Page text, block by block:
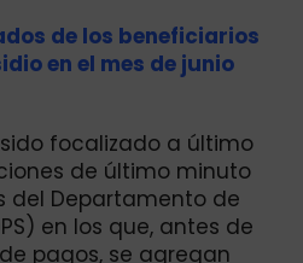
de los beneficiarios
en el mes de junio
focalizado a último
de último minuto
del Departamento de
en los que, antes de
pagos, se agregan